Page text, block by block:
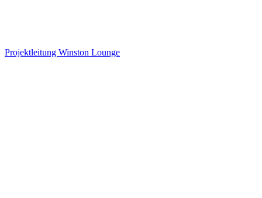
Projektleitung Winston Lounge